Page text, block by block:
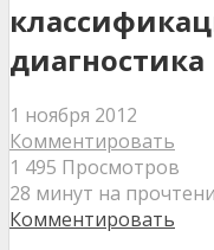
диагностика
1 ноября 2012
Комментировать
1 495 Просмотров
28 минут на
Комментировать